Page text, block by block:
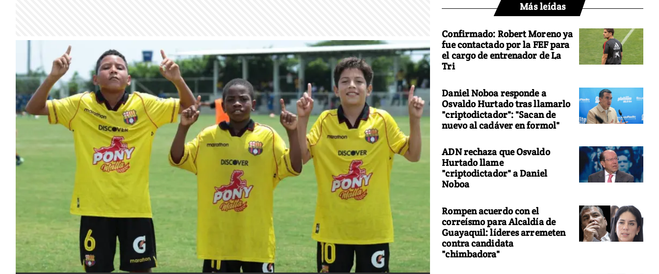
Más leídas
Confirmado: Robert Moreno ya
fue contactado por la FEF para
el cargo de entrenador de La
Tri
Daniel Noboa responde a
Osvaldo Hurtado tras llamarlo
"criptodictador": "Sacan de
nuevo al cadáver en formol"
ADN rechaza que Osvaldo
Hurtado llame
"criptodictador" a Daniel
Noboa
Rompen acuerdo con el
correísmo para Alcaldía de
Guayaquil: líderes arremeten
contra candidata
"chimbadora"